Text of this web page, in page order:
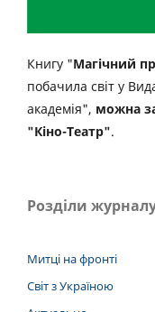
Книгу "Магічний
побачила світ у
академія", можна
"Кіно-Театр".
Розділи
Митці на фронті
Світ з Україною